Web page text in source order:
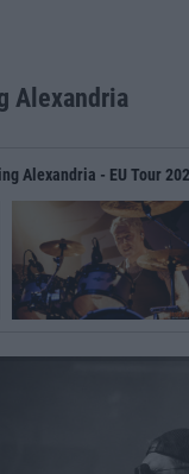
Alexandria
Alexandria - EU Tour